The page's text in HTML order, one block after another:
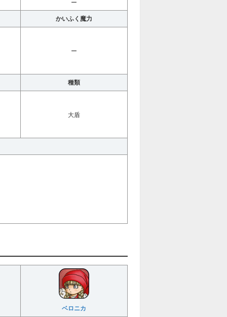
ー
かいふく魔力
ー
種類
大盾
ベロニカ